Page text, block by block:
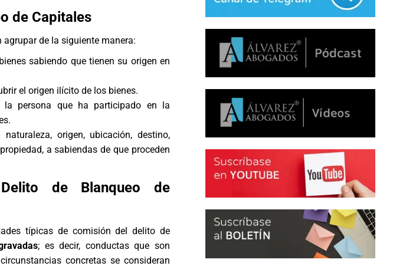
de Capitales
de la siguiente manera:
sabiendo que tienen su origen en
el origen ilícito de los bienes.
persona que ha participado en la
origen, ubicación, destino,
a sabiendas de que proceden
de Blanqueo de
típicas de comisión del delito de
; es decir, conductas que son
concretas se consideran